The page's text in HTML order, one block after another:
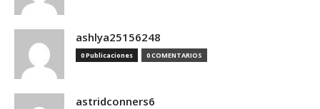
ashlya25156248
0 Publicaciones 0 COMENTARIOS
astridconners6